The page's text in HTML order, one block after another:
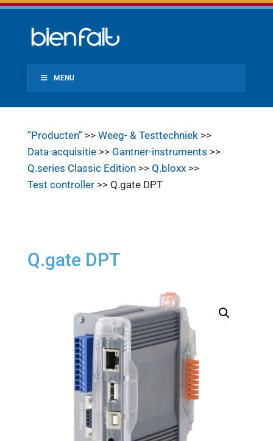
MENU
”Producten”>> Weeg- & Testtechniek>>
Data-acquisitie>> Gantner-instruments >>
Q.series Classic Edition>> Q.bloxx>>
Test controller>> Q.gate DPT
Q.gate DPT